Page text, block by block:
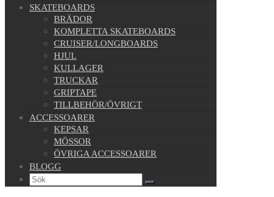
SKATEBOARDS
BRÄDOR
KOMPLETTA SKATEBOARDS
CRUISER/LONGBOARDS
HJUL
KULLAGER
TRUCKAR
GRIPTAPE
TILLBEHÖR/ÖVRIGT
ACCESSOARER
KEPSAR
MÖSSOR
ÖVRIGA ACCESSOARER
BLOGG